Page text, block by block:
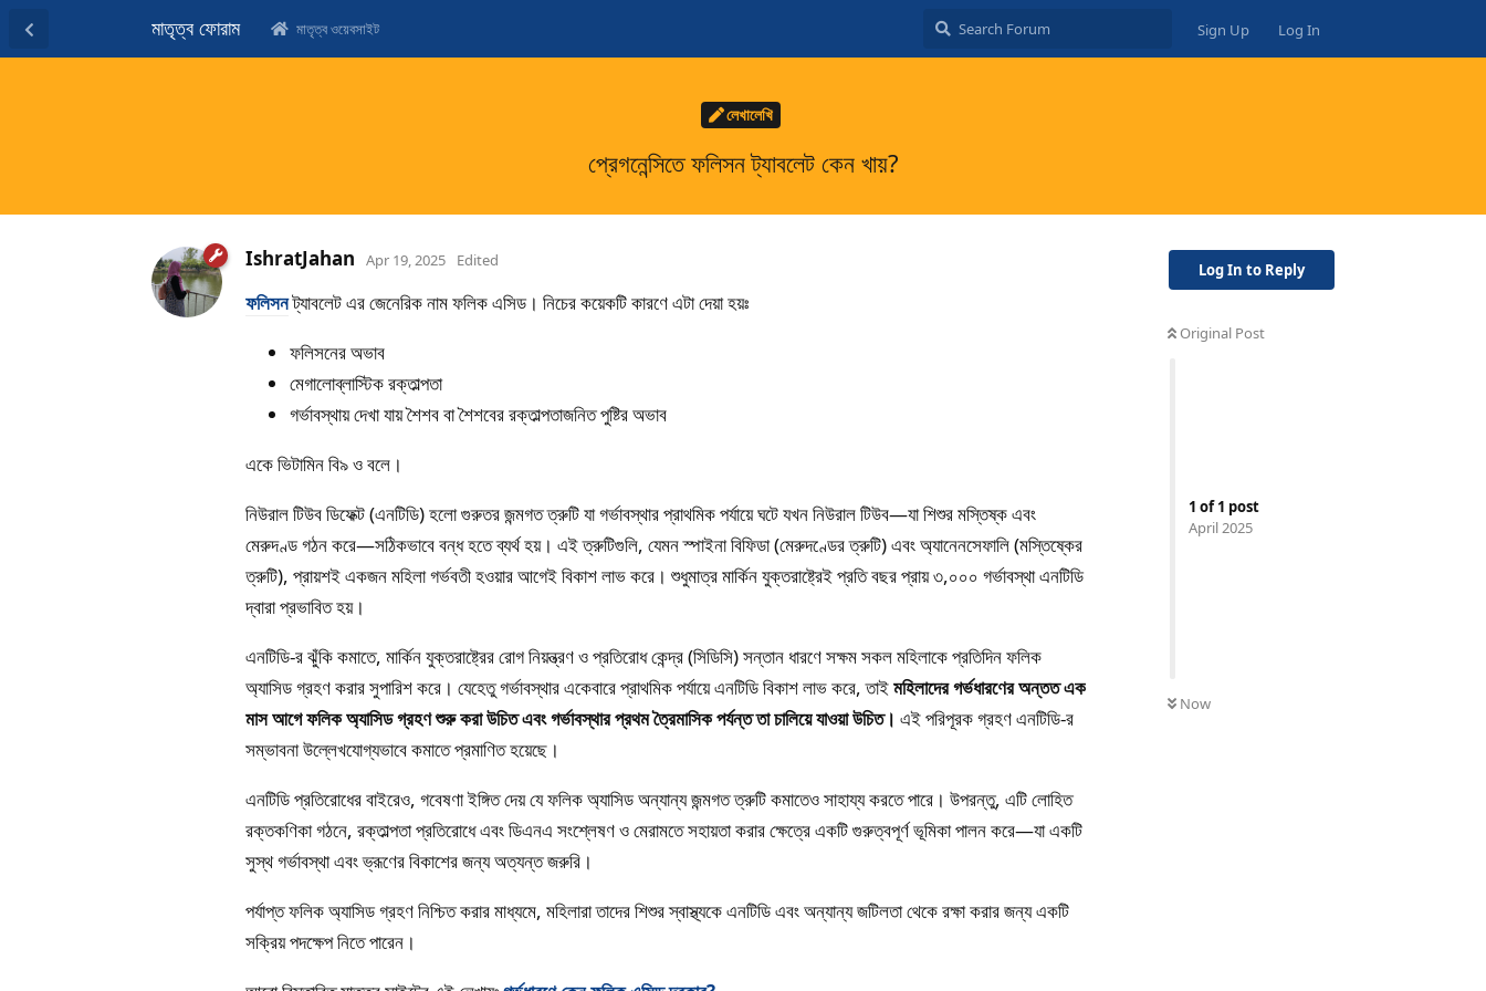
মাতৃত্ব ফোরাম মাতৃত্ব ওয়েবসাইট Sign Up Log In
লেখালেখি
প্রেগনেন্সিতে ফলিসন ট্যাবলেট কেন খায়?
Log In to Reply
Original Post
1 of1 post
April 2025
Now
IshratJahan Apr 19, 2025 Edited
ফলিসনট্যাবলেট এর জেনেরিক নাম ফলিক এসিড। নিচের কয়েকটি কারণে এটা দেয়া হয়ঃ
ফলিসনের অভাব
মেগালোব্লাস্টিক রক্তাল্পতা
গর্ভাবস্থায় দেখা যায় শৈশব বা শৈশবের রক্তাল্পতাজনিত পুষ্টির অভাব
একে ভিটামিন বি৯ ও বলে।
নিউরাল টিউব ডিফেক্ট (এনটিডি) হলো গুরুতর জন্মগত ত্রুটি যা গর্ভাবস্থার প্রাথমিক পর্যায়ে ঘটে যখন নিউরাল টিউব—যা শিশুর মস্তিষ্ক এবং
মেরুদণ্ড গঠন করে—সঠিকভাবে বন্ধ হতে ব্যর্থ হয়। এই ত্রুটিগুলি, যেমন স্পাইনা বিফিডা (মেরুদণ্ডের ত্রুটি) এবং অ্যানেনসেফালি (মস্তিষ্কের
ত্রুটি), প্রায়শই একজন মহিলা গর্ভবতী হওয়ার আগেই বিকাশ লাভ করে। শুধুমাত্র মার্কিন যুক্তরাষ্ট্রেই প্রতি বছর প্রায় ৩,০০০ গর্ভাবস্থা এনটিডি
দ্বারা প্রভাবিত হয়।
এনটিডি-র ঝুঁকি কমাতে, মার্কিন যুক্তরাষ্ট্রের রোগ নিয়ন্ত্রণ ও প্রতিরোধ কেন্দ্র (সিডিসি) সন্তান ধারণে সক্ষম সকল মহিলাকে প্রতিদিন ফলিক
অ্যাসিড গ্রহণ করার সুপারিশ করে। যেহেতু গর্ভাবস্থার একেবারে প্রাথমিক পর্যায়ে এনটিডি বিকাশ লাভ করে, তাইমহিলাদের গর্ভধারণের অন্তত এক
মাস আগে ফলিক অ্যাসিড গ্রহণ শুরু করা উচিত এবং গর্ভাবস্থার প্রথম ত্রৈমাসিক পর্যন্ত তা চালিয়ে যাওয়া উচিত। এই পরিপূরক গ্রহণ এনটিডি-র
সম্ভাবনা উল্লেখযোগ্যভাবে কমাতে প্রমাণিত হয়েছে।
এনটিডি প্রতিরোধের বাইরেও, গবেষণা ইঙ্গিত দেয় যে ফলিক অ্যাসিড অন্যান্য জন্মগত ত্রুটি কমাতেও সাহায্য করতে পারে। উপরন্তু, এটি লোহিত
রক্তকণিকা গঠনে, রক্তাল্পতা প্রতিরোধে এবং ডিএনএ সংশ্লেষণ ও মেরামতে সহায়তা করার ক্ষেত্রে একটি গুরুত্বপূর্ণ ভূমিকা পালন করে—যা একটি
সুস্থ গর্ভাবস্থা এবং ভ্রূণের বিকাশের জন্য অত্যন্ত জরুরি।
পর্যাপ্ত ফলিক অ্যাসিড গ্রহণ নিশ্চিত করার মাধ্যমে, মহিলারা তাদের শিশুর স্বাস্থ্যকে এনটিডি এবং অন্যান্য জটিলতা থেকে রক্ষা করার জন্য একটি
সক্রিয় পদক্ষেপ নিতে পারেন।